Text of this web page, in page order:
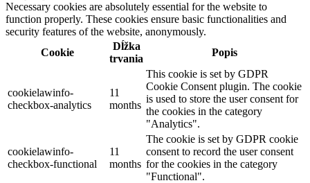
Necessary cookies are absolutely essential for the website to
function properly. These cookies ensure basic functionalities and
security features of the website, anonymously.
Cookie
Dĺžka
trvania
Popis
cookielawinfo-
checkbox-analytics
11
months
This cookie is set by GDPR
Cookie Consent plugin. The cookie
is used to store the user consent for
the cookies in the category
"Analytics".
cookielawinfo-
checkbox-functional
11
months
The cookie is set by GDPR cookie
consent to record the user consent
for the cookies in the category
"Functional".